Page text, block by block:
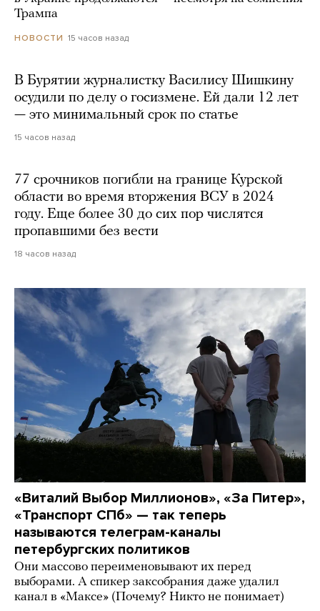
Трампа
НОВОСТИ 15 часов назад
В Бурятии журналистку Василису Шишкину
осудили по делу о госизмене. Ей дали 12 лет
— это минимальный срок по статье
15 часов назад
77 срочников погибли на границе Курской
области во время вторжения ВСУ в 2024
году. Еще более 30 до сих пор числятся
пропавшими без вести
18 часов назад
«Виталий Выбор Миллионов», «За Питер»,
«Транспорт СПб» — так теперь
называются телеграм-каналы
петербургских политиков
Они массово переименовывают их перед
выборами. А спикер заксобрания даже удалил
канал в «Максе» (Почему? Никто не понимает)